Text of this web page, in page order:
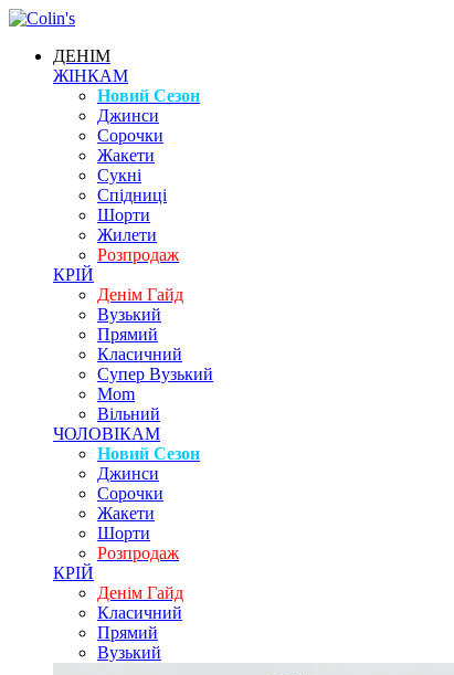
ДЕНІМ
ЖІНКАМ
Новий Сезон
Джинси
Сорочки
Жакети
Сукні
Спідниці
Шорти
Жилети
Розпродаж
КРІЙ
Денім Гайд
Вузький
Прямий
Класичний
Супер Вузький
Mom
Вільний
ЧОЛОВІКАМ
Новий Сезон
Джинси
Сорочки
Жакети
Шорти
Розпродаж
КРІЙ
Денім Гайд
Класичний
Прямий
Вузький